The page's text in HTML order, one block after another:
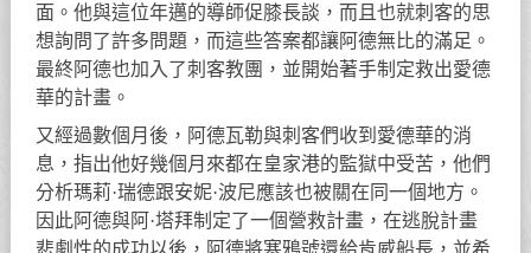
面。他與這位年邁的導師促膝長談，而且也就刺客的思
想詢問了許多問題，而這些答案都讓阿德無比的滿足。
最終阿德也加入了刺客教團，並開始著手制定救出愛德
華的計畫。
又經過數個月後，阿德瓦勒與刺客們收到愛德華的消
息，指出他好幾個月來都在皇家港的監獄中受苦，他們
分析瑪莉·瑞德跟安妮·波尼應該也被關在同一個地方。
因此阿德與阿·塔拜制定了一個營救計畫，在逃脫計畫
悲劇性的成功以後，阿德將寒鴉號還給肯威船長，並希